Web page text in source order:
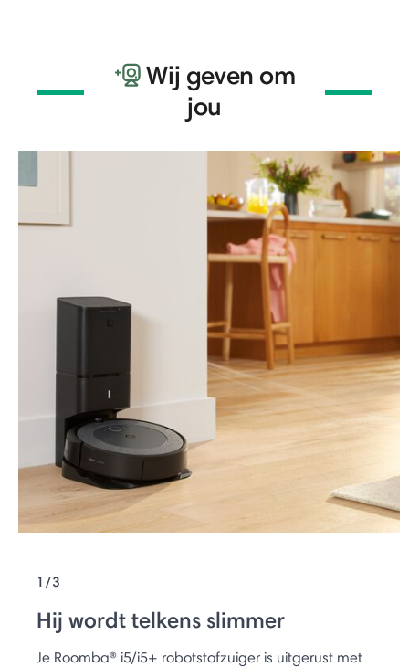
Wij geven om
jou
1/3
Hij wordt telkens slimmer
Je Roomba® i5/i5+ robotstofzuiger is uitgerust met